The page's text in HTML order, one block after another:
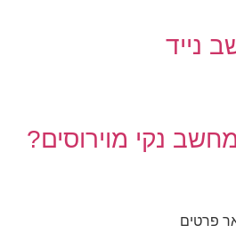
נייד
נקי מוירוסים?
פרטים